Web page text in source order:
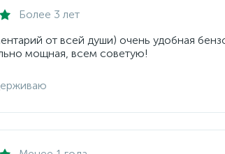
Более 3 лет
от всей души) очень удобная
мощная, всем советую!